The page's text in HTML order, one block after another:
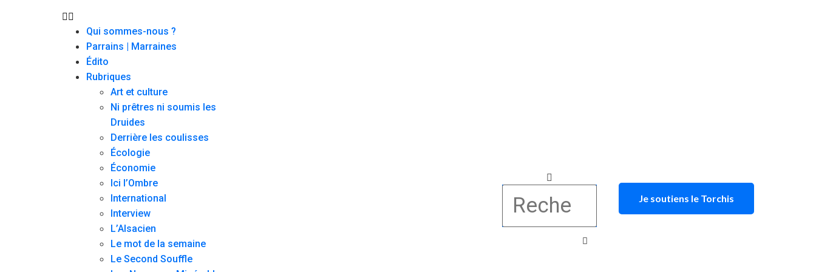
Qui sommes-nous ?
Parrains | Marraines
Édito
Rubriques
Art et culture
Ni prêtres ni soumis les
Druides
Derrière les coulisses
Écologie
Économie
Ici l’Ombre
International
Interview
L’Alsacien
Le mot de la semaine
Le Second Souffle
Je soutiens le Torchis